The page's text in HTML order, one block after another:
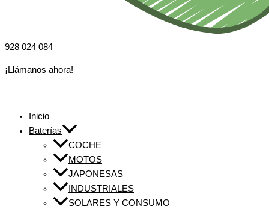
928 024 084
¡Llámanos ahora!
Inicio
Baterías
COCHE
MOTOS
JAPONESAS
INDUSTRIALES
SOLARES Y CONSUMO